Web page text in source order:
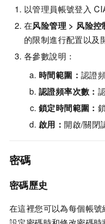
以管理員帳號登入
在风险管理 > 风险控
的限制進行配置以及
各參數說明：
時間範圍： 認證
認證頻率次數：
鎖定時間範圍：
啟用：開啟/關閉
密碼
密碼歷史
在這裡您可以為每個帳